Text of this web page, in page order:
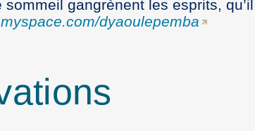
sommeil gangrènent les esprits,
dyaoulepemba